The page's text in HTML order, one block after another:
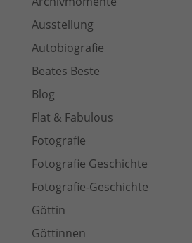
Ausstellung
Autobiografie
Beates Beste
Blog
Flat & Fabulous
Fotografie
Fotografie Geschichte
Fotografie-Geschichte
Göttin
Göttinnen